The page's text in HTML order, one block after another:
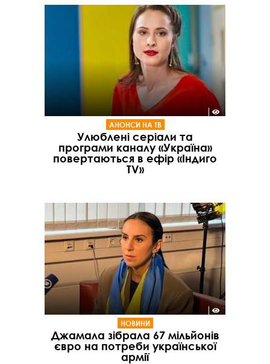
АНОНСИ НА ТВ
Улюблені серіали та
програми каналу «Україна»
повертаються в ефір «Індиго
TV»
НОВИНИ
Джамала зібрала 67 мільйонів
євро на потреби української
армії